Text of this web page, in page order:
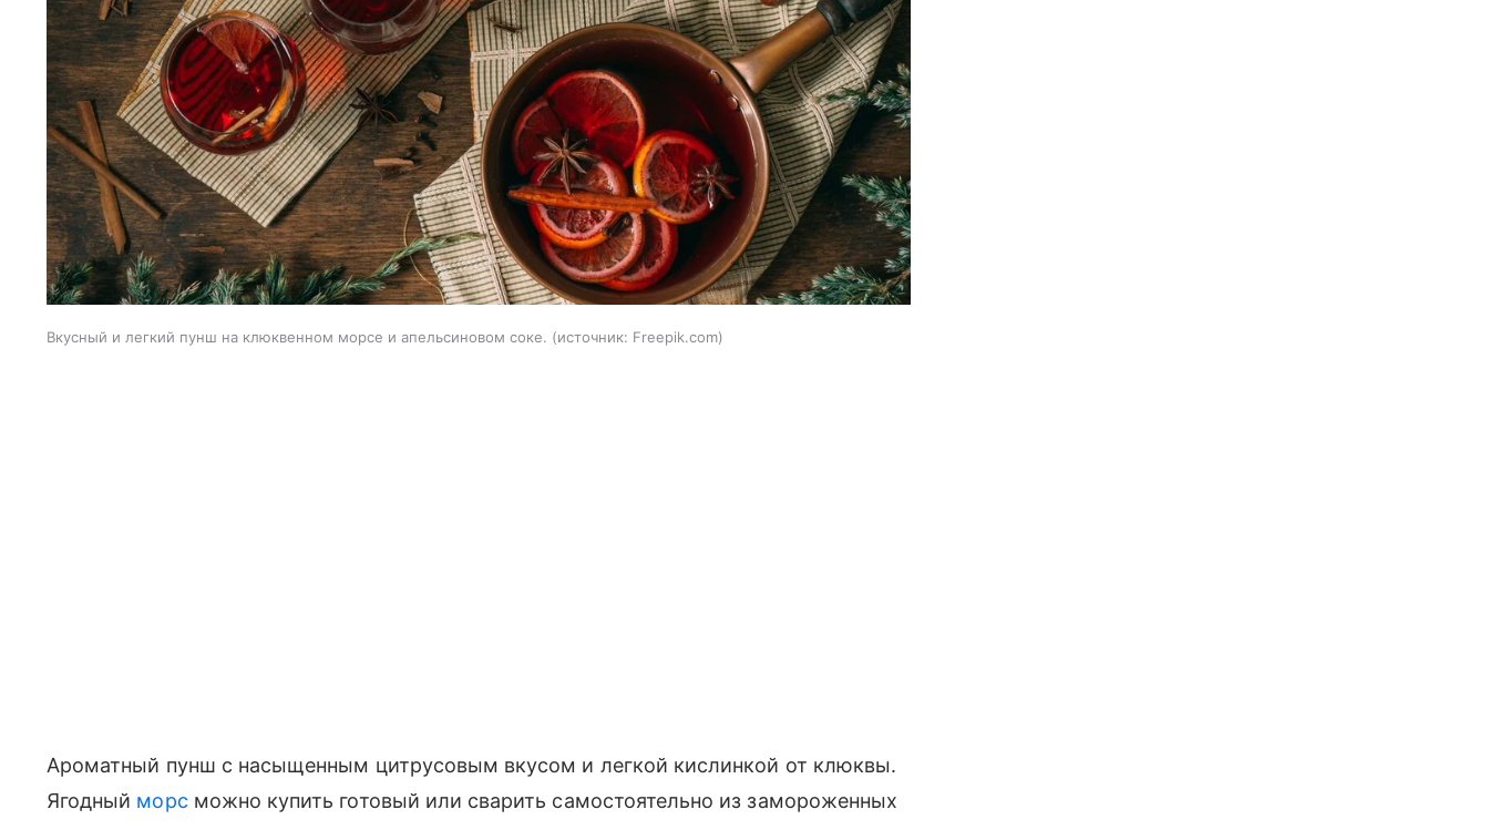
Вкусный и легкий пунш на клюквенном морсе и апельсиновом соке. источник: Freepik.com
Ароматный пунш с насыщенным цитрусовым вкусом и легкой кислинкой от клюквы.
Ягодный морс можно купить готовый или сварить самостоятельно из замороженных